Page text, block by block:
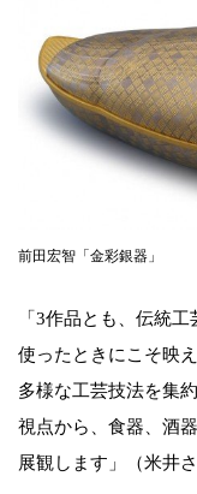
前田宏智「金彩銀器」
「3作品とも、伝統
使ったときにこそ映
多様な工芸技法を集
視点から、食器、酒
展観します」（米井さ